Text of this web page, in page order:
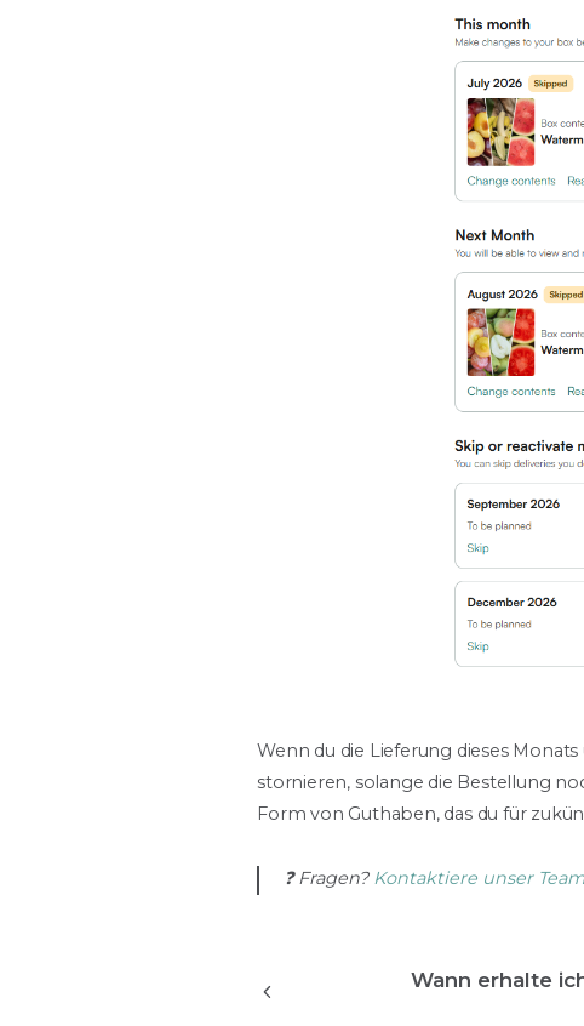
Wenn du die Lieferung dieses
stornieren, solange die Bestellung
Form von Guthaben, das du für
❓ Fragen? Kontaktiere unser
Wann erhalte